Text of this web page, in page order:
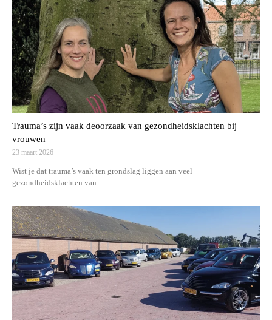
Trauma’s zijn vaak deoorzaak van gezondheidsklachten bij
vrouwen
23 maart 2026
Wist je dat trauma’s vaak ten grondslag liggen aan veel
gezondheidsklachten van